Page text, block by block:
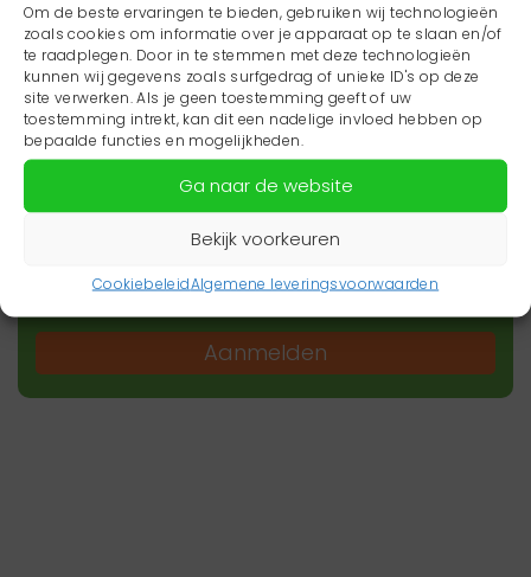
Om de beste ervaringen te bieden, gebruiken wij technologieën
zoals cookies om informatie over je apparaat op te slaan en/of
te raadplegen. Door in te stemmen met deze technologieën
kunnen wij gegevens zoals surfgedrag of unieke ID's op deze
site verwerken. Als je geen toestemming geeft of uw
toestemming intrekt, kan dit een nadelige invloed hebben op
bepaalde functies en mogelijkheden.
Ga naar de website
Bekijk voorkeuren
CookiebeleidAlgemene leveringsvoorwaarden
Wil je niets missen?
Wil je op de hoogte blijven van het laatste
zorgnieuws in jouw regio? Schrijf je dan in voor
onze nieuwsbrief.
Aanmelden